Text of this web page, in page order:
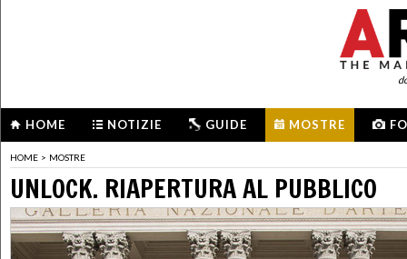
HOME NOTIZIE GUIDE MOSTRE
HOME > MOSTRE
UNLOCK. RIAPERTURA AL PUBBLICO